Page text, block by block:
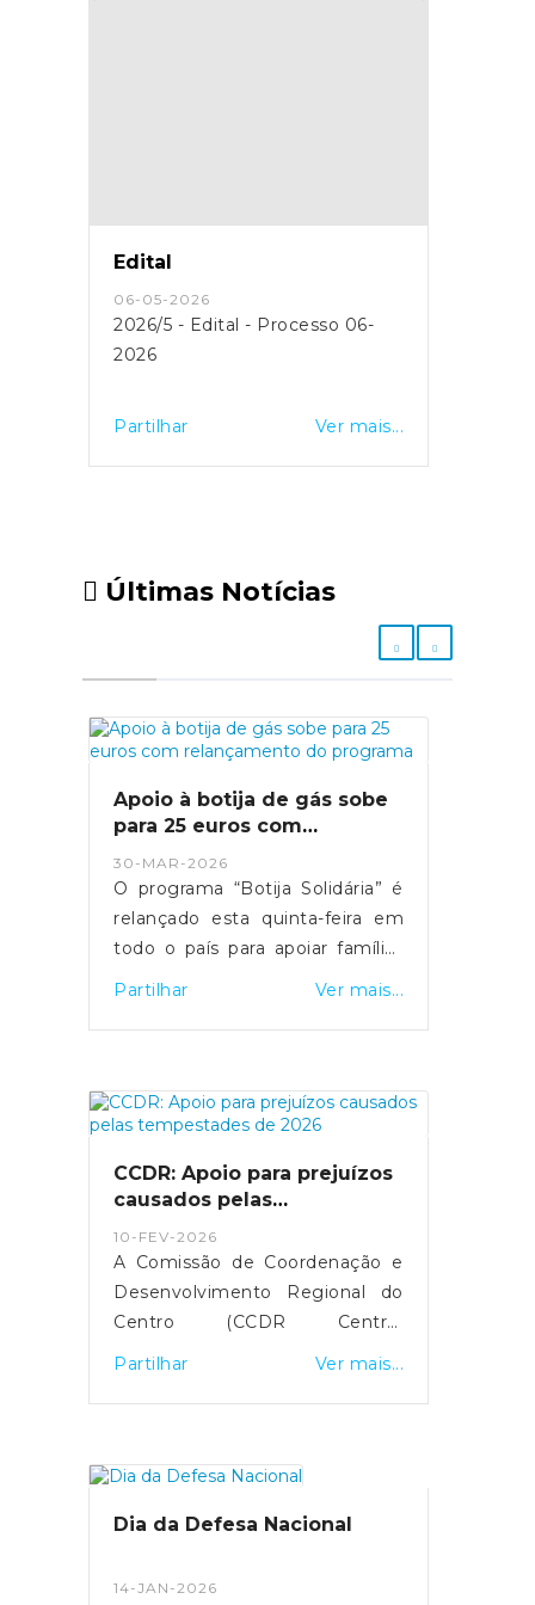
Edital
06-05-2026
2026/5 - Edital - Processo 06-
2026
Partilhar Ver mais...
Últimas Notícias
Apoio à botija de gás sobe
para 25 euros com
30-MAR-2026
O programa “Botija Solidária” é
relançado esta quinta-feira em
todo o país para apoiar famílias
de gás. O primeiro-ministro Luís
aumento da comparticipação de
15 para 25 euros durante os
justificando a medida com o
impacto da guerra no Médio
Oriente.
Partilhar Ver mais...
CCDR: Apoio para prejuízos
causados pelas
10-FEV-2026
A Comissão de Coordenação e
Desenvolvimento Regional do
Centro (CCDR Centro)
prejuízos resultantes das
afetaram vários concelhos da
se a cidadãos, empresas,
permitindo a sinalização de
Partilhar Ver mais...
Dia da Defesa Nacional
14-JAN-2026